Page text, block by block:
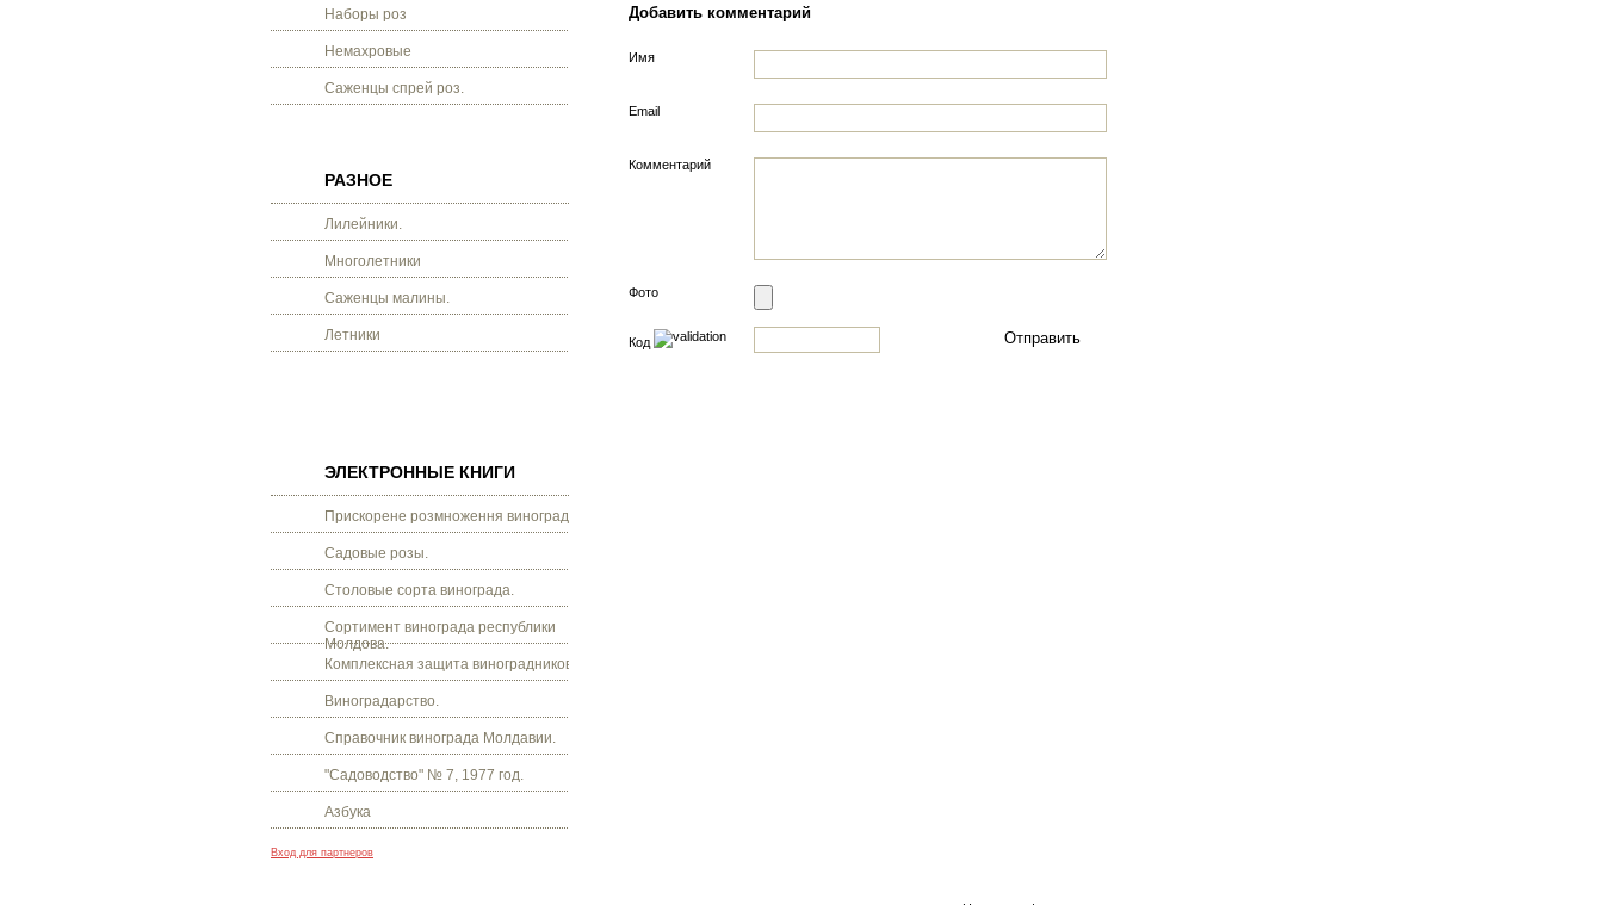
Наборы роз
Немахровые
Саженцы спрей роз.
РАЗНОЕ
Лилейники.
Многолетники
Саженцы малины.
Летники
ЭЛЕКТРОННЫЕ КНИГИ
Прискорене розмноження винограду.
Садовые розы.
Столовые сорта винограда.
Сортимент винограда республики
Молдова.
Комплексная защита виноградников.
Виноградарство.
Справочник винограда Молдавии.
"Садоводство" № 7, 1977 год.
Азбука
Вход для партнеров
Добавить комментарий
Имя
Email
Комментарий
Фото
Код